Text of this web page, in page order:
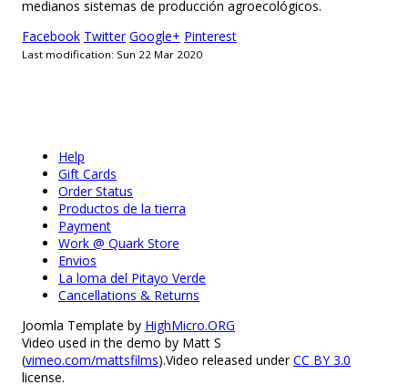
medianos sistemas de producción agroecológicos.
Facebook Twitter Google+ Pinterest
Last modification: Sun 22 Mar 2020
Help
Gift Cards
Order Status
Productos de la tierra
Payment
Work @ Quark Store
Envios
La loma del Pitayo Verde
Cancellations & Returns
Joomla Template by HighMicro.ORG
Video used in the demo by Matt S
(vimeo.com/mattsfilms).Video released underCC BY 3.0
license.